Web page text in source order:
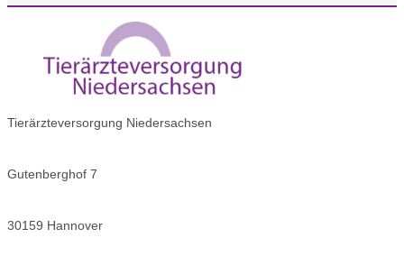
Tierärzteversorgung Niedersachsen
Gutenberghof 7
30159 Hannover